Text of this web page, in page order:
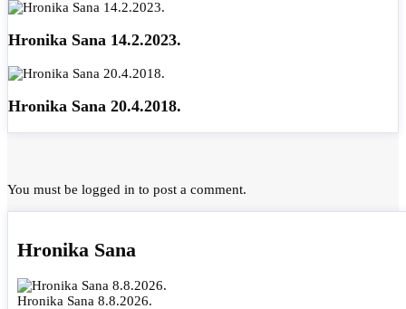
Hronika Sana 14.2.2023.
Hronika Sana 20.4.2018.
You must be logged in to post a comment.
Hronika Sana
Hronika Sana 8.8.2026.